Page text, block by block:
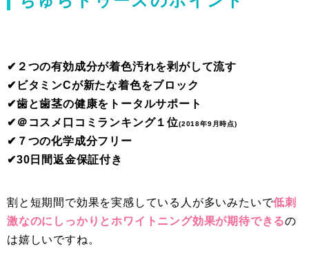
✔︎２つの有効成分が着色汚れを剥がして流す
✔︎ビタミンCが新たな着色をブロック
✔︎歯と歯茎の健康をトータルサポート
✔︎＠コスメ口コミランキング１位(2018年9月時点)
✔︎７つの化学成分フリー
✔︎30日間返金保証付き
割と短期間で効果を実感している人が多いみたいで低刺
激なのにしっかりとホワイトニング効果が期待できるの
は嬉しいですね。